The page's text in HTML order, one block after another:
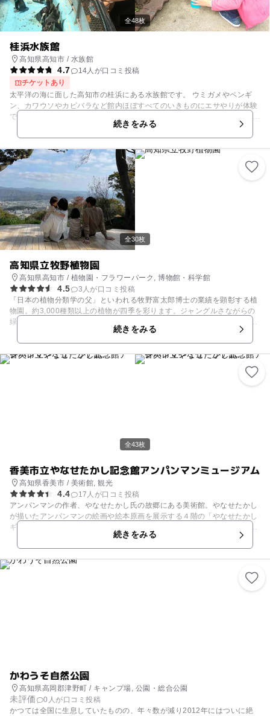
全48枚
桂浜水族館
高知県高知市 / 水族館
4.7
14人が口コミ投稿
チケットあり
太平洋の海に面した高知市の桂浜にある水族館です。 ウミガメやペンギ
ン、カワウソやカピバラなど館内ほぼすべてのいきものにエサやりが体験
できます。 ふれあいながら、いきものをじっくり「見て」、そのぬくもり
に「ふれて」、命を「感じる」ことで、ガラス越しでは得ることのできな
い感動や、学びをお約束！ また、四国で唯一開催しているトドショーで
は、ダイナミックなジャンプ技を見ることができるだけでなく、ステージ
から飛び出して観覧席までやってきたトドの表情を間近で見ることもでき
ます。 毎日開催しているペンギンのイベントでは、ペンギンにふれたり、
いっしょに記念撮影もできます。 桂浜水族館だけが開催しているカクレク
マノミにふれることができる超激レアイベントもあり！ こどもに最高の思
い出を。家族の心に残る一日を。
続きをみる
全30枚
高知県立牧野植物園
高知県高知市 / 植物園・フラワーパーク, 博物館・科学館
4.5
3人が口コミ投稿
「日本の植物分類学の父」といわれる牧野富太郎博士の業績を顕彰する植
物園。約3,000種類以上の植物が四季を彩ります。ジャングルさながらの
緑あふれる温室は、色鮮やかな果樹やお子さまの背丈をはるかに超える植
物などワクワクがいっぱい。園内には牧野植物園のオリジナル作品が楽し
めるシアターがあり、雨の日でもお楽しみいただけます。 ほかにも、ピク
ニックにぴったりの「こんこん山広場」、食卓に並ぶ野菜の植物としての
姿に驚きがいっぱいの「ふむふむ広場」など、みどころがたくさんありま
続きをみる
全43枚
香美市立やなせたかし記念館アンパンマンミュージアム
高知県香美市 / 美術館, 観光
4.4
17人が口コミ投稿
アンパンマンの作者、やなせたかし氏の故郷にある美術館。やなせたかし
が描いたアンパンマンの絵画や絵本原画を展示する４階の「やなせたかし
ギャラリー」をはじめ、アンパンマンの住む世界をジオラマで再現した
「アンパンマンワールド」などがあり、子どもも大人も楽しめます。 建物
の周りには高さ7メートルの巨大オブジェなどもあり、ミュージアムから5
分程の所にはやなせたかしの墓地公園（やなせたかし朴ノ木公園）があり
ます。 （詩とメルヘン絵本館） 同敷地内にはアンパンマンの作者でおな
じみの、やなせたかし氏が編集長を務めた雑誌、月刊「詩とメルヘン」の
名前を冠した美術館があります。やなせ氏が「詩とメルヘン」のために描
続きをみる
かわうそ自然公園
高知県高岡郡津野町 / キャンプ場, 公園・総合公園
未評価
0人が口コミ投稿
かつては全国に生息していたものの、年々数が減り2012年にはついに絶